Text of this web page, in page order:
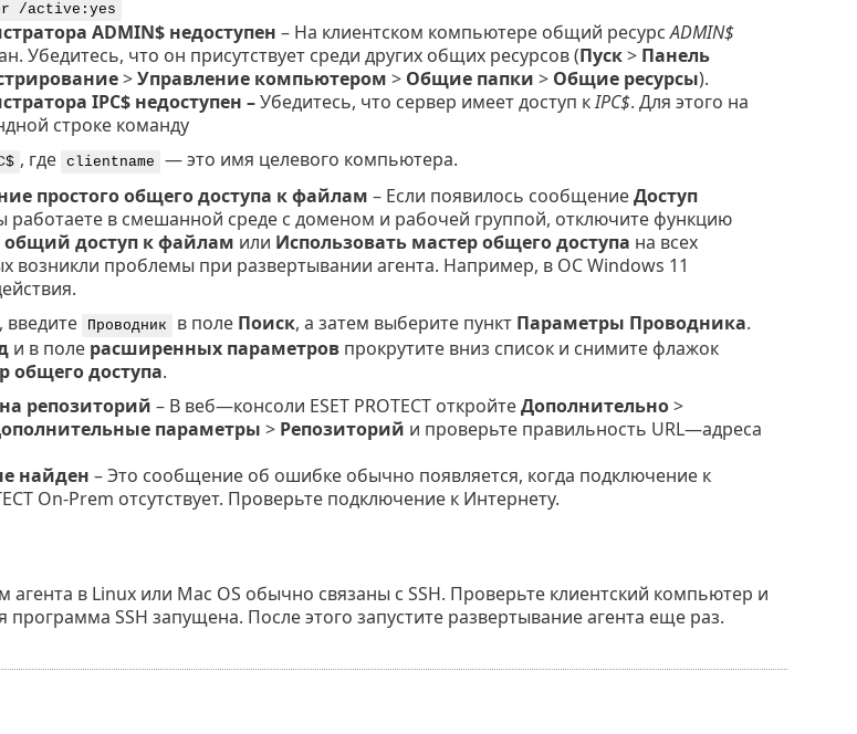
/active:yes
ADMIN$ недоступен – На клиентском компьютере общий ресурсADMIN$
Убедитесь, что он присутствует среди других общих ресурсов (Пуск> Панель
>Управление компьютером > Общие папки > Общие ресурсы).
IPC$ недоступен –Убедитесь, что сервер имеет доступ кIPC$. Для этого на
строке команду
, где clientname — это имя целевого компьютера.
простого общего доступа к файлам – Если появилось сообщениеДоступ
работаете в смешанной среде с доменом и рабочей группой, отключите функцию
общий доступ к файлам или Использовать мастер общего доступа на всех
возникли проблемы при развертывании агента. Например, в ОС Windows 11
введите Проводник в поле Поиск, а затем выберите пункт Параметры Проводника.
и в поле расширенных параметровпрокрутите вниз список и снимите флажок
общего доступа.
репозиторий – В веб—консоли ESET PROTECT откройтеДополнительно>
параметры > Репозиторий и проверьте правильность URL—адреса
найден – Это сообщение об ошибке обычно появляется, когда подключение к
On-Prem отсутствует. Проверьте подключение к Интернету.
в Linux или Mac OS обычно связаны с SSH. Проверьте клиентский компьютер и
SSH запущена. После этого запустите развертывание агента еще раз.